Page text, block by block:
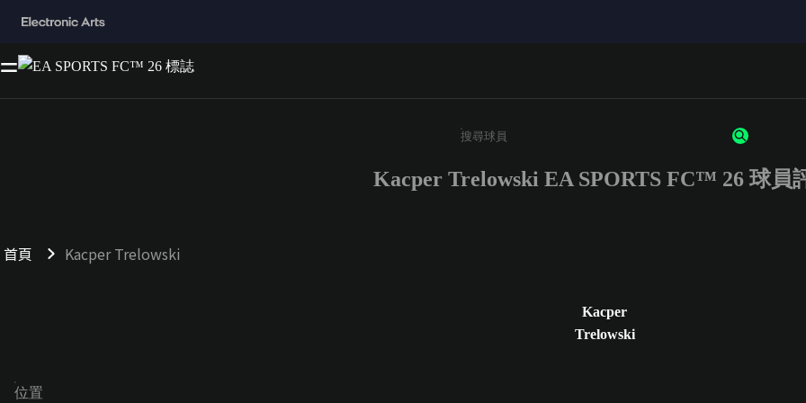
請輸入至少 3 個字元或數字
Kacper Trelowski EA SPORTS FC™ 26 球員
首頁 Kacper Trelowski
Kacper
Trelowski
位置